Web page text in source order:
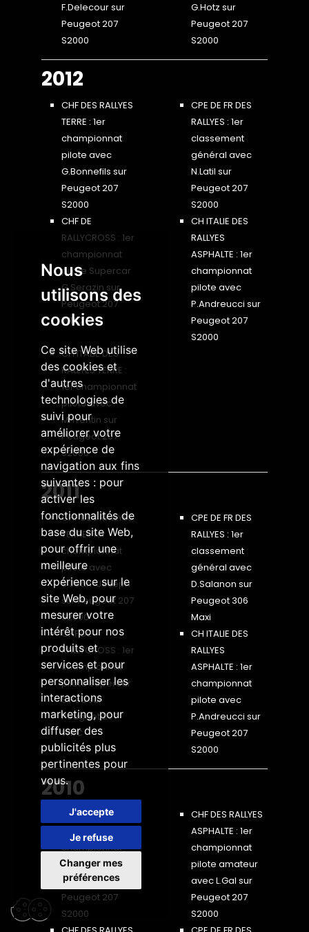
Nous
utilisons des
cookies
Ce site Web utilise
des cookies et
d'autres
technologies de
suivi pour
améliorer votre
expérience de
navigation aux fins
suivantes : pour
activer les
fonctionnalités de
base du site Web,
pour offrir une
meilleure
expérience sur le
site Web,pour
mesurer votre
intérêt pour nos
produits et
services et pour
personnaliser les
interactions
marketing,pour
diffuser des
publicités plus
pertinentes pour
vous.
J'accepte
Je refuse
Changer mes
préférences
F.Delecour sur
Peugeot 207
S2000
G.Hotz sur
Peugeot 207
S2000
2012
CHF DES RALLYES
TERRE : 1er
championnat
pilote avec
G.Bonnefils sur
Peugeot 207
S2000
CPE DE FR DES
RALLYES : 1er
classement
général avec
N.Latil sur
Peugeot 207
S2000
CHF DE
RALLYCROSS : 1er
championnat
pilote Supercar
G.Serazin sur
Peugeot 207
WRC
CH ITALIE DES
RALLYES
ASPHALTE : 1er
championnat
pilote avec
P.Andreucci sur
Peugeot 207
S2000
CH ITALIE DES
RALLYES TERRE :
1er championnat
pilote avec
M.Trentin sur
Peugeot 207
S2000
2011
CHF DES RALLYES
TERRE : 1er
championnat
pilote avec
S.Jean-Joseph
sur Peugeot 207
S2000
CPE DE FR DES
RALLYES : 1er
classement
général avec
D.Salanon sur
Peugeot 306
Maxi
CHF DE
RALLYCROSS : 1er
championnat
pilote Supercar
S.Peu sur
Peugeot 207
WRC
CH ITALIE DES
RALLYES
ASPHALTE : 1er
championnat
pilote avec
P.Andreucci sur
Peugeot 207
S2000
2010
CHF DES RALLYES
ASPHALTE : 1er
championnat
pilote avec
B.Bouffier sur
Peugeot 207
S2000
CHF DES RALLYES
ASPHALTE : 1er
championnat
pilote amateur
avec L.Gal sur
Peugeot 207
S2000